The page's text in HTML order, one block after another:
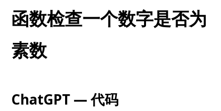
函数检查一个数字是否为
素数
ChatGPT — 代码